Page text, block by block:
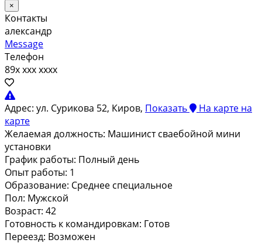
×
Контакты
александр
Message
Телефон
89x xxx xxxx
Адрес: ул. Сурикова 52, Киров, Показать На карте на
карте
Желаемая должность: Машинист сваебойной мини
установки
График работы: Полный день
Опыт работы: 1
Образование: Среднее специальное
Пол: Мужской
Возраст: 42
Готовность к командировкам: Готов
Переезд: Возможен